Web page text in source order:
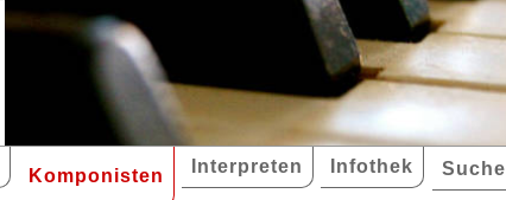
Komponisten Interpreten Infothek Suche